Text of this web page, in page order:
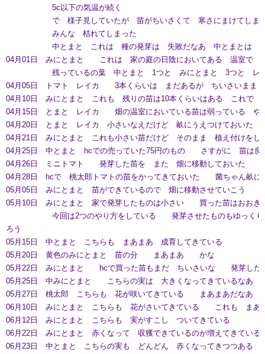
5c以下の気温が続く
で 様子見していたが 苗がちいさくて 寒さにまけてしま
みんな 枯れてしまった
中とまと これは 種の発芽は 失敗だなあ 中とまとは 苗を
04月01日 みにとまと これは 家の庭の日陰においてある 温室で 元
残っているの葉 中とまと 1つと みにとまと 3つと レイ
04月05日 トマト レイカ 3本くらいは まだあるが ちいさいまま
04月10日 みにとまと これも 残りの苗は10本くらいはある これで
04月15日 とまと レイカ 畑の温室においている苗は弱っている やは
04月20日 とまと レイカ 小さいなえだけど 畝にうえつけておいた
04月21日 みにとまと これも小さい苗だけど そのまま 植え付けを
04月25日 中とまと hcでの売っていた75円のもの さすがに 苗は良
04月26日 ミニトマト 発芽した苗を また 畑に移動しておいた
04月28日 hcで 桃太郎トマトの苗をかってきておいた 菌ちゃん畝に
05月05日 みにとまと 苗ができているので 畑に移動させていこう
05月10日 みにとまと 家で発芽したものは小さい 買った苗はおおき
今回は2つのやり方をしている 発芽させたものもゆっくりと
ろう
05月15日 中とまと こちらも まあまあ 成育してきている
05月20日 黄色のみにとまと 苗の分 まあまあ かな
05月22日 みにとまと hcで買った苗もまだ ちいさいな 発芽した
05月25日 中みにとまと こちらの実は 大きくなってきているなあ
05月27日 桃太郎 こちらも 花が咲いてきている まあまあだなあ
06月10日 みにとまと こちらも 花がさいてきている これも まあ
06月12日 みにとまと こちらも 実がすこし ついてきている
06月22日 みにとまと 赤くなって 収獲できているのが増えてきている
06月23日 中とまと こちらの実も どんどん 赤くなってきつつある